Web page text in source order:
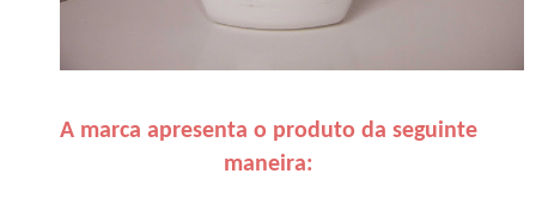
A marca apresenta o produto da seguinte
maneira: